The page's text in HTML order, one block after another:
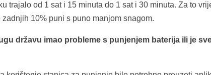
trajalo od 1 sat i 15 minuta do 1 sat i 30 minuta. Za to
10% puni s puno manjom snagom.
državu imao probleme s punjenjem baterija ili je